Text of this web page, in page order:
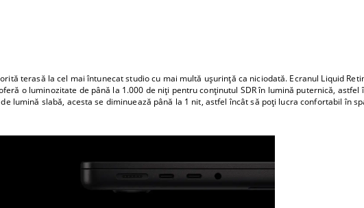
terasă la cel mai întunecat studio cu mai multă ușurință ca niciodată. Ecranul Liquid
o luminozitate de până la 1.000 de niți pentru conținutul SDR în lumină puternică,
lumină slabă, acesta se diminuează până la 1 nit, astfel încât să poți lucra confortabil în